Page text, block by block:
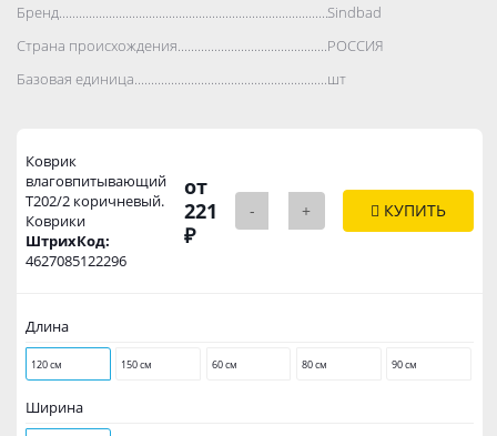
Бренд..................................................................................Sindbad
Страна происхождения..................................................................................
РОССИЯ
Базовая единица..................................................................................
шт
Коврик
влаговпитывающий
Т202/2 коричневый.
Коврики
ШтрихКод:
4627085122296
от
221
₽
- + КУПИТЬ
Длина
120 см 150 см 60 см 80 см 90 см
Ширина